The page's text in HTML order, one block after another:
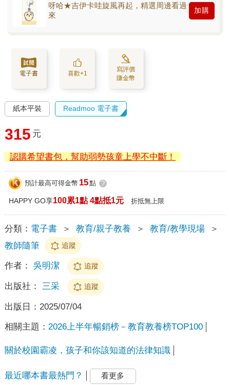
呀哈★吉伊卡哇旋風再起，精選周邊看過
來
加購
電子書 喜歡+1
寫評價
賺金幣
紙本平裝 Readmoo 電子書
315 元
認購希望書包，幫助弱勢孩童上學不中斷！
預計最高可得金幣 15點 ?
HAPPY GO享100累1點 4點抵1元 折抵無上限
分類： 電子書 ＞ 教育/親子教養 ＞ 教育/教學現場
＞
教師隨筆
追蹤
作者： 吳明潔 追蹤
出版社： 三采 追蹤
出版日： 2025/07/04
相關主題： 2026上半年暢銷榜－教育教養榜TOP100
關於校園霸凌，孩子和你該知道的法律知識
最近哪本書最熱門？ 看更多